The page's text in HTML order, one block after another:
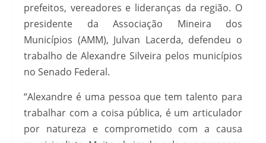
prefeitos, vereadores e lideranças da região. O
presidente da Associação Mineira dos
Municípios (AMM), Julvan Lacerda, defendeu o
trabalho de Alexandre Silveira pelos municípios
no Senado Federal.
“Alexandre é uma pessoa que tem talento para
trabalhar com a coisa pública, é um articulador
por natureza e comprometido com a causa